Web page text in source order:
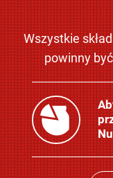
Wszystkie
powinny